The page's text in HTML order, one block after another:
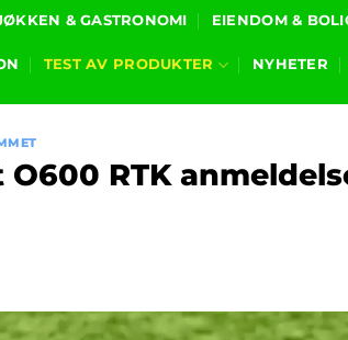
& GASTRONOMI EIENDOM &
TEST AV PRODUKTER NYHETER
O600 RTK